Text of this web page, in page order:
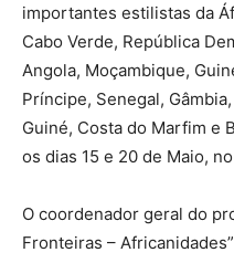
importantes estilistas da
Cabo Verde, República
Angola, Moçambique,
Príncipe, Senegal,
Guiné, Costa do Marfim e
os dias 15 e 20 de Maio,
O coordenador geral do
Fronteiras –